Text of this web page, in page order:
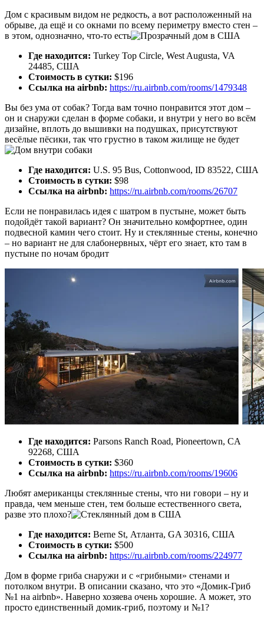
Дом с красивым видом не редкость, а вот расположенный на
обрыве, да ещё и со окнами по всему периметру вместо стен –
в этом, однозначно, что-то есть
Где находится: Turkey Top Circle, West Augusta, VA
24485, США
Стоимость в сутки: $196
Ссылка на airbnb: https://ru.airbnb.com/rooms/1479348
Вы без ума от собак? Тогда вам точно понравится этот дом –
он и снаружи сделан в форме собаки, и внутри у него во всём
дизайне, вплоть до вышивки на подушках, присутствуют
весёлые пёсики, так что грустно в таком жилище не будет
Где находится: U.S. 95 Bus, Cottonwood, ID 83522, США
Стоимость в сутки: $98
Ссылка на airbnb: https://ru.airbnb.com/rooms/26707
Если не понравилась идея с шатром в пустыне, может быть
подойдёт такой вариант? Он значительно комфортнее, один
подвесной камин чего стоит. Ну и стеклянные стены, конечно
– но вариант не для слабонервных, чёрт его знает, кто там в
пустыне по ночам бродит
Где находится: Parsons Ranch Road, Pioneertown, CA
92268, США
Стоимость в сутки: $360
Ссылка на airbnb: https://ru.airbnb.com/rooms/19606
Любят американцы стеклянные стены, что ни говори – ну и
правда, чем меньше стен, тем больше естественного света,
разве это плохо?
Где находится: Berne St, Атланта, GA 30316, США
Стоимость в сутки: $500
Ссылка на airbnb: https://ru.airbnb.com/rooms/224977
Дом в форме гриба снаружи и с «грибными» стенами и
потолком внутри. В описании сказано, что это «Домик-Гриб
№1 на airbnb». Наверно хозяева очень хорошие. А может, это
просто единственный домик-гриб, поэтому и №1?